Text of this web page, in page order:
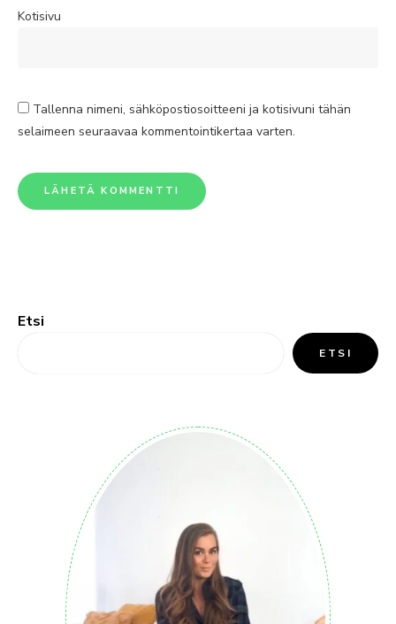
Kotisivu
Tallenna nimeni, sähköpostiosoitteeni ja kotisivuni tähän
selaimeen seuraavaa kommentointikertaa varten.
Etsi
ETSI